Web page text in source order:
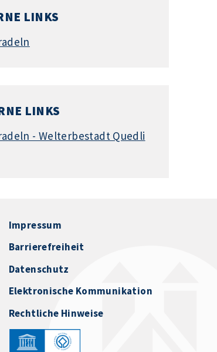
LINKS
LINKS
- Welterbestadt Quedli
Impressum
Barrierefreiheit
Datenschutz
Elektronische Kommunikation
Rechtliche Hinweise